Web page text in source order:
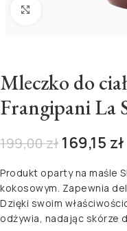
Kliknij aby
Mleczko do
Frangipani La
199,00zł 169,15 zł
Produkt oparty na maśle
kokosowym. Zapewnia
Dzięki swoim
odżywia, nadając skórze